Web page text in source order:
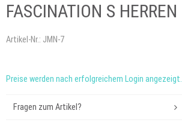
FASCINATION S HERREN
Artikel-Nr.: JMN-7
Preise werden nach erfolgreichem Login angezeigt.
Fragen zum Artikel?